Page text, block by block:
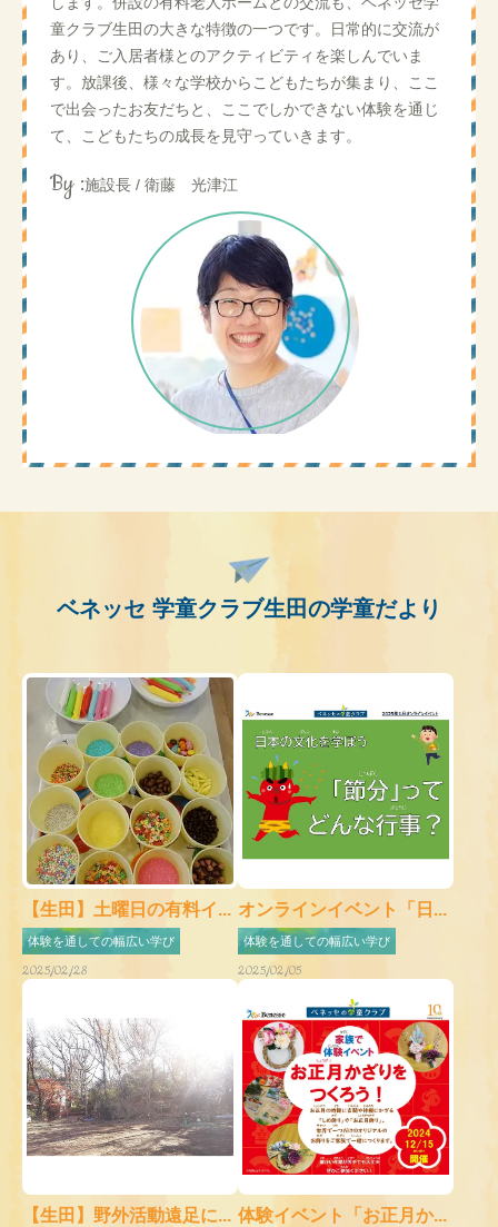
童クラブ生田の大きな特徴の一つです。日常的に交流が
あり、ご入居者様とのアクティビティを楽しんでいま
す。放課後、様々な学校からこどもたちが集まり、ここ
で出会ったお友だちと、ここでしかできない体験を通じ
て、こどもたちの成長を見守っていきます。
By :施設長 / 衛藤 光津江
ベネッセ 学童クラブ生田の学童だより
【生田】土曜日の有料イ...
体験を通しての幅広い学び
2025/02/28
オンラインイベント「日...
体験を通しての幅広い学び
2025/02/05
【生田】野外活動遠足に... 体験イベント「お正月か...